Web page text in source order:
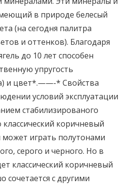
в природе белесый
(на сегодня палитра
и оттенков). Благодаря
до 10 лет способен
упругость
и цвет*.——-* Свойства
условий эксплуатации
стабилизированого
коричневый
играть полутонами
серого и черного. Но в
классический коричневый
сочетается с другими